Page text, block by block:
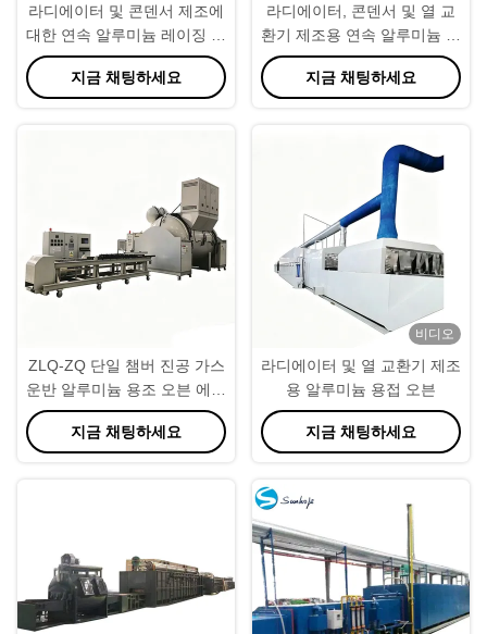
라디에이터 및 콘덴서 제조에
대한 연속 알루미늄 레이징 오
븐 CE 인증
지금 채팅하세요
라디에이터, 콘덴서 및 열 교
환기 제조용 연속 알루미늄 용
접 오븐
지금 채팅하세요
ZLQ-ZQ 단일 챔버 진공 가스
운반 알루미늄 용조 오븐 에너
지 절약 빠른 사이클
지금 채팅하세요
비디오
라디에이터 및 열 교환기 제조
용 알루미늄 용접 오븐
지금 채팅하세요